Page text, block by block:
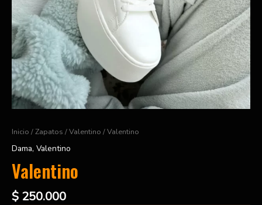
Inicio /Zapatos /Valentino / Valentino
Dama, Valentino
Valentino
$ 250.000